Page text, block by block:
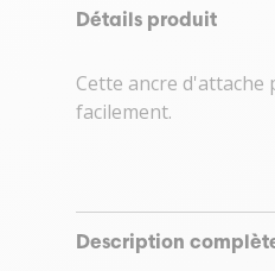
Détails produit
Cette ancre
facilement.
Description